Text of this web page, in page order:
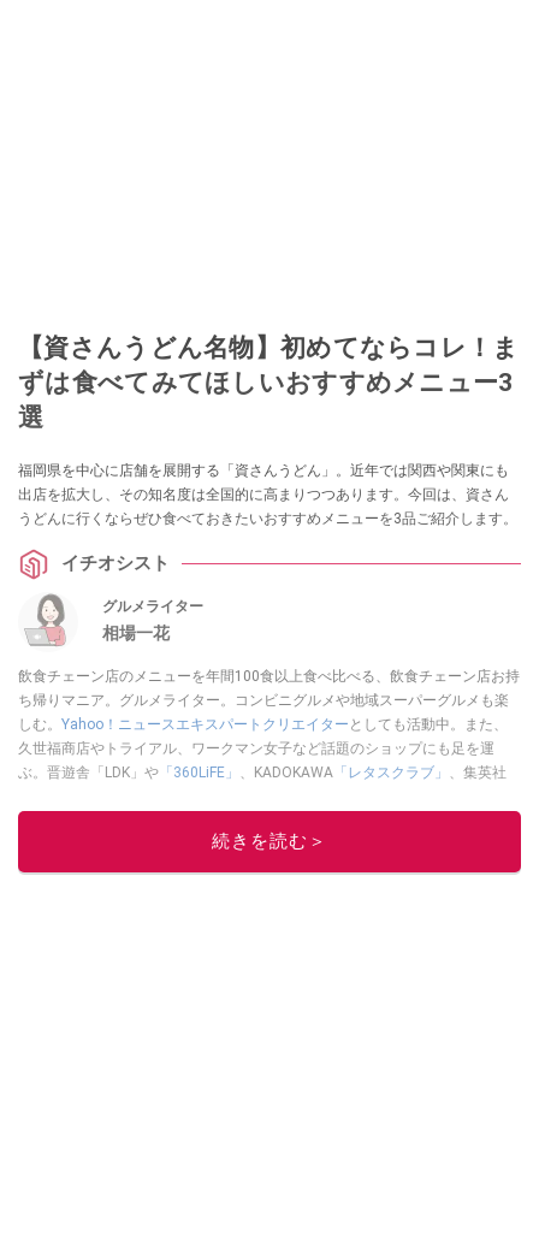
【資さんうどん名物】初めてならコレ！ま
ずは食べてみてほしいおすすめメニュー3
選
福岡県を中心に店舗を展開する「資さんうどん」。近年では関西や関東にも
出店を拡大し、その知名度は全国的に高まりつつあります。今回は、資さん
うどんに行くならぜひ食べておきたいおすすめメニューを3品ご紹介します。
イチオシスト
グルメライター
相場一花
飲食チェーン店のメニューを年間100食以上食べ比べる、飲食チェーン店お持
ち帰りマニア。グルメライター。コンビニグルメや地域スーパーグルメも楽
しむ。 Yahoo！ニュースエキスパートクリエイター としても活動中。また、
久世福商店やトライアル、ワークマン女子など話題のショップにも足を運
ぶ。晋遊舎「LDK」や 「360LiFE」 、KADOKAWA 「レタスクラブ」
、集英社
ルメライター、食の専門家として出演実績あり。
続きを読む＞